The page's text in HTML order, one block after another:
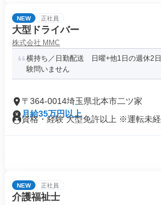
NEW 正社員
大型ドライバー
株式会社 MMC
横持ち／日勤配送 日曜+他1日の週休
験問いません
〒364-0014埼玉県北本市二ツ家
月給35万円以上
資格・経験 大型免許以上 ※運転未
NEW 正社員
介護福祉士